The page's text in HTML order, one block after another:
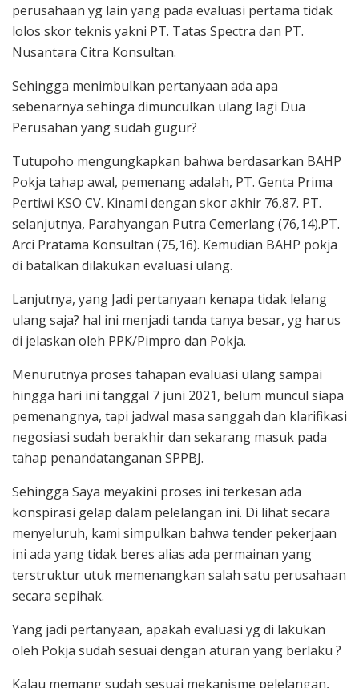
perusahaan yg lain yang pada evaluasi pertama tidak
lolos skor teknis yakni PT. Tatas Spectra dan PT.
Nusantara Citra Konsultan.
Sehingga menimbulkan pertanyaan ada apa
sebenarnya sehinga dimunculkan ulang lagi Dua
Perusahan yang sudah gugur?
Tutupoho mengungkapkan bahwa berdasarkan BAHP
Pokja tahap awal, pemenang adalah, PT. Genta Prima
Pertiwi KSO CV. Kinami dengan skor akhir 76,87. PT.
selanjutnya, Parahyangan Putra Cemerlang (76,14).PT.
Arci Pratama Konsultan (75,16). Kemudian BAHP pokja
di batalkan dilakukan evaluasi ulang.
Lanjutnya, yang Jadi pertanyaan kenapa tidak lelang
ulang saja? hal ini menjadi tanda tanya besar, yg harus
di jelaskan oleh PPK/Pimpro dan Pokja.
Menurutnya proses tahapan evaluasi ulang sampai
hingga hari ini tanggal 7 juni 2021, belum muncul siapa
pemenangnya, tapi jadwal masa sanggah dan klarifikasi
negosiasi sudah berakhir dan sekarang masuk pada
tahap penandatanganan SPPBJ.
Sehingga Saya meyakini proses ini terkesan ada
konspirasi gelap dalam pelelangan ini. Di lihat secara
menyeluruh, kami simpulkan bahwa tender pekerjaan
ini ada yang tidak beres alias ada permainan yang
terstruktur utuk memenangkan salah satu perusahaan
secara sepihak.
Yang jadi pertanyaan, apakah evaluasi yg di lakukan
oleh Pokja sudah sesuai dengan aturan yang berlaku ?
Kalau memang sudah sesuai mekanisme pelelangan,